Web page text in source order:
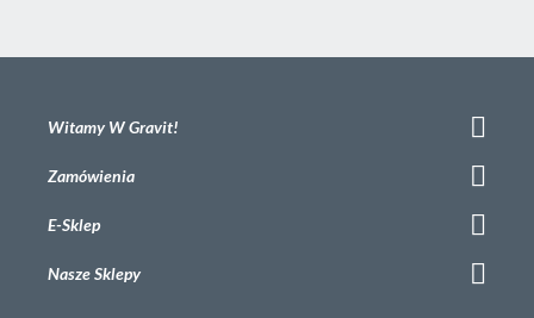
Witamy W Gravit!
Zamówienia
E-Sklep
Nasze Sklepy